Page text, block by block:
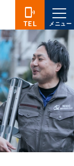
phonelink_ring
TEL メニュー